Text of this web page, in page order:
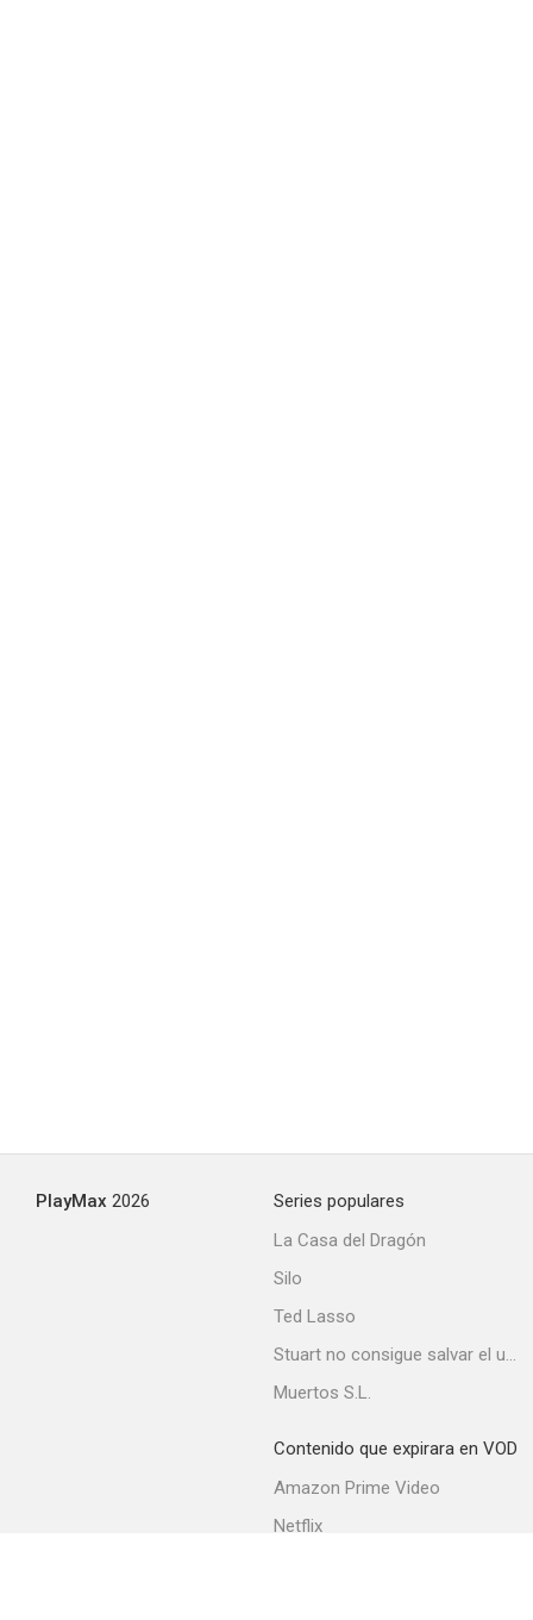
PlayMax 2026
Series populares
La Casa del Dragón
Silo
Ted Lasso
Stuart no consigue salvar el universo
Muertos S.L.
Contenido que expirara en VOD
Amazon Prime Video
Netflix